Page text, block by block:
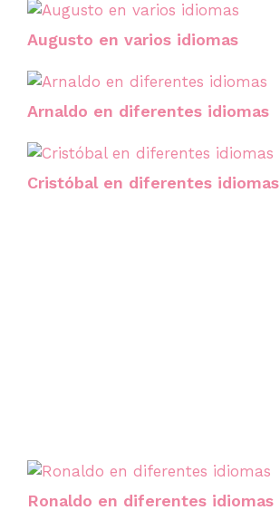
Augusto en varios idiomas
Arnaldo en diferentes idiomas
Cristóbal en diferentes idiomas
Ronaldo en diferentes idiomas